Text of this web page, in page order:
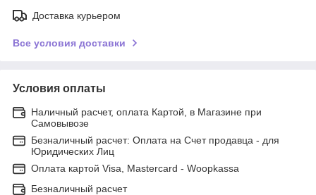
Доставка курьером
Все условия доставки
Условия оплаты
Наличный расчет, оплата Картой, в Магазине при
Самовывозе
Безналичный расчет: Оплата на Счет продавца - для
Юридических Лиц
Оплата картой Visa, Mastercard - Woopkassa
Безналичный расчет